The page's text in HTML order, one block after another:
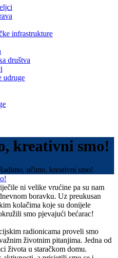
infrastrukture
društva
udruge
kreativni smo!
učimo, kreativni smo!
ni velike vrućine pa su nam
boravku. Uz preukusan
kolačima koje su donijele
smo pjevajući bećarac!
radionicama proveli smo
životnim pitanjima. Jedna od
života u staračkom domu.